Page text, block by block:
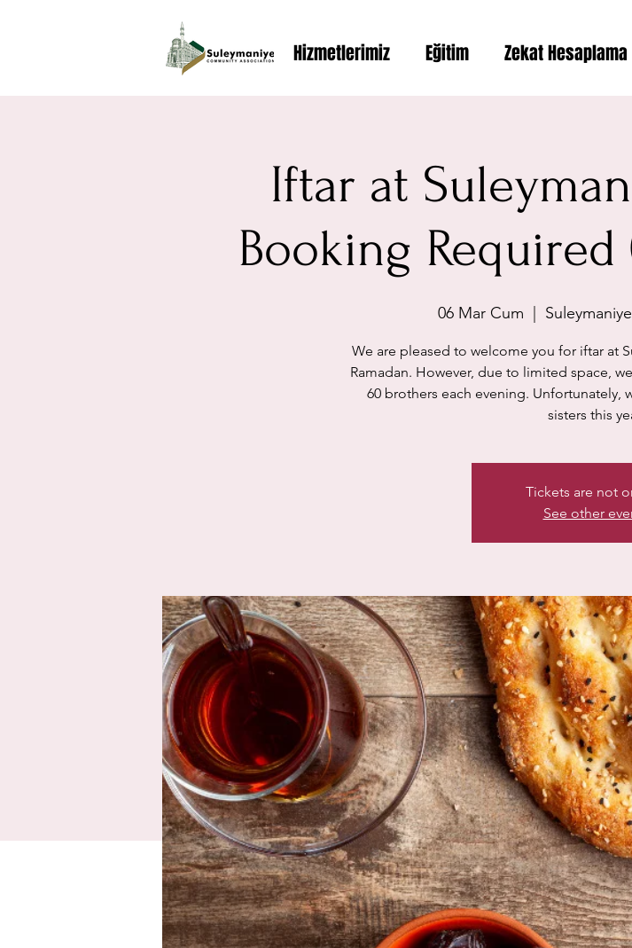
Hizmetlerimiz Eğitim Zekat Hesaplama
Iftar at
Booking
06 Mar Cum
We are pleased to welcome you for iftar at
Ramadan. However, due to limited space,
60 brothers each evening. Unfortunately,
sisters this
Tickets are not
See other